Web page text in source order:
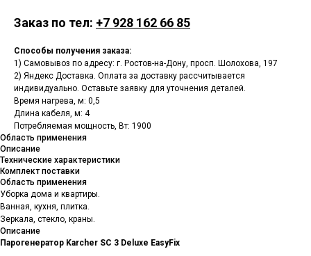
Заказ по тел: +7 928 162 66 85
Способы получения заказа:
1) Самовывоз по адресу: г. Ростов-на-Дону, просп. Шолохова, 197
2) Яндекс Доставка. Оплата за доставку рассчитывается
индивидуально. Оставьте заявку для уточнения деталей.
Время нагрева, м: 0,5
Длина кабеля, м: 4
Потребляемая мощность, Вт: 1900
Область применения
Описание
Технические характеристики
Комплект поставки
Область применения
Уборка дома и квартиры.
Ванная, кухня, плитка.
Зеркала, стекло, краны.
Описание
Парогенератор Karcher SC 3 Deluxe EasyFix